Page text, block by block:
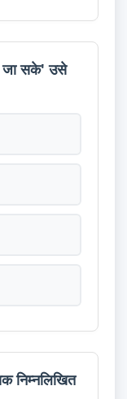
जा सके' उसे
निम्नलिखित